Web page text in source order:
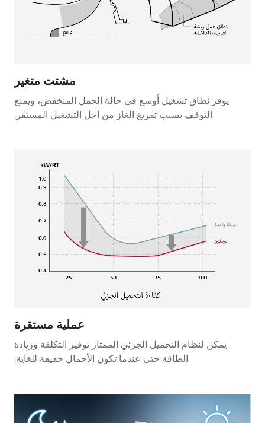
مشتت متغير
يوفر نطاق تشغيل أوسع في حالة الحمل المنخفض، ويمنع
التوقف بسبب تفريغ الغاز من أجل التشغيل المستقر.
عملية مستقرة
يمكن لنظام التحميل الجزئي الممتاز توفير التكلفة وزيادة
الطاقة حتى عندما تكون الأحمال خفيفة للغاية.